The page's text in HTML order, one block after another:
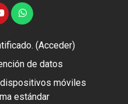
(Acceder)
de datos
dispositivos móviles
estándar